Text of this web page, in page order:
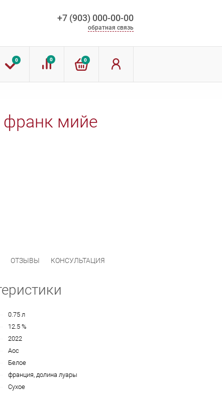
+7 (903) 000-00-00
обратная связь
0 0 0
мийе
ОТЗЫВЫ КОНСУЛЬТАЦИЯ
0.75 л
12.5 %
2022
Aoc
Белое
франция, долина луары
Сухое